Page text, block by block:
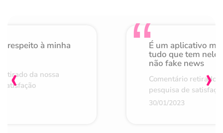
respeito à minha
da nossa
É um aplicativo
tudo que tem nele
não fake news
Comentário retirado
pesquisa de
30/01/2023
‹ ›